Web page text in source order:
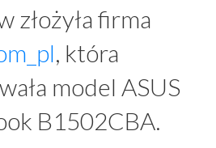
złożyła firma
, która
model ASUS
B1502CBA.